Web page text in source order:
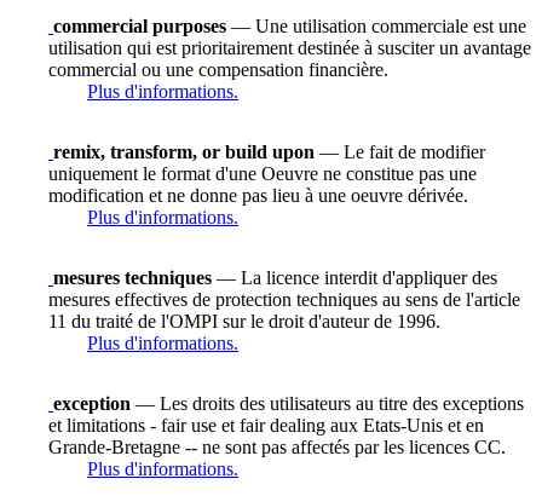
commercial purposes — Une utilisation commerciale est une
utilisation qui est prioritairement destinée à susciter un avantage
commercial ou une compensation financière.
Plus d'informations.
remix, transform, or build upon — Le fait de modifier
uniquement le format d'une Oeuvre ne constitue pas une
modification et ne donne pas lieu à une oeuvre dérivée.
Plus d'informations.
mesures techniques — La licence interdit d'appliquer des
mesures effectives de protection techniques au sens de l'article
11 du traité de l'OMPI sur le droit d'auteur de 1996.
Plus d'informations.
exception — Les droits des utilisateurs au titre des exceptions
et limitations - fair use et fair dealing aux Etats-Unis et en
Grande-Bretagne -- ne sont pas affectés par les licences CC.
Plus d'informations.